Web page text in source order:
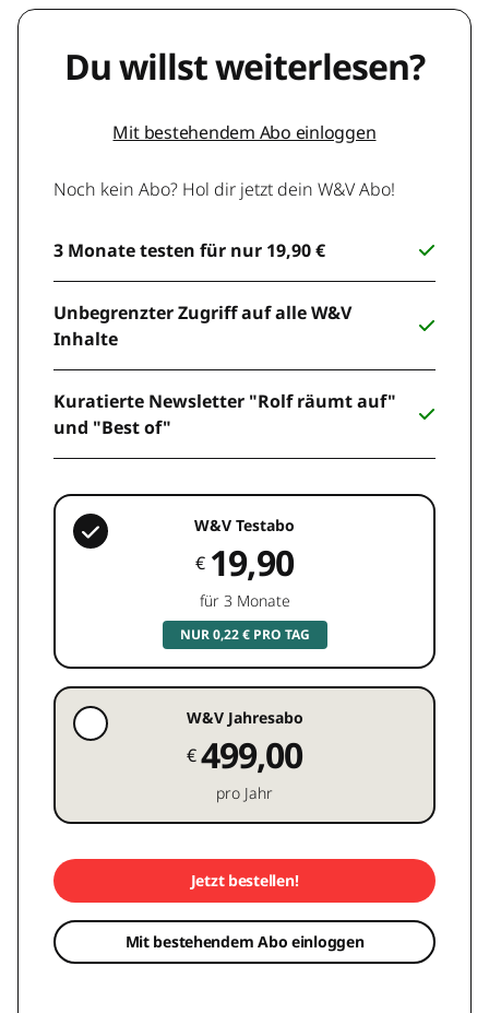
Du willst weiterlesen?
Mit bestehendem Abo einloggen
Noch kein Abo? Hol dir jetzt dein W&V Abo!
3 Monate testen für nur 19,90 €
Unbegrenzter Zugriff auf alle W&V
Inhalte
Kuratierte Newsletter "Rolf räumt auf"
und "Best of"
W&V Testabo
€ 19,90
für 3 Monate
NUR 0,22 € PRO TAG
W&V Jahresabo
€499,00
pro Jahr
Jetzt bestellen!
Mit bestehendem Abo einloggen